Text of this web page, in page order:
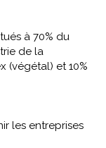
à 70% du
de la
(végétal) et 10%
les entreprises